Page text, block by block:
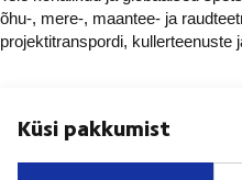
õhu-, mere-, maantee- ja
projektitranspordi, kullerteenuste